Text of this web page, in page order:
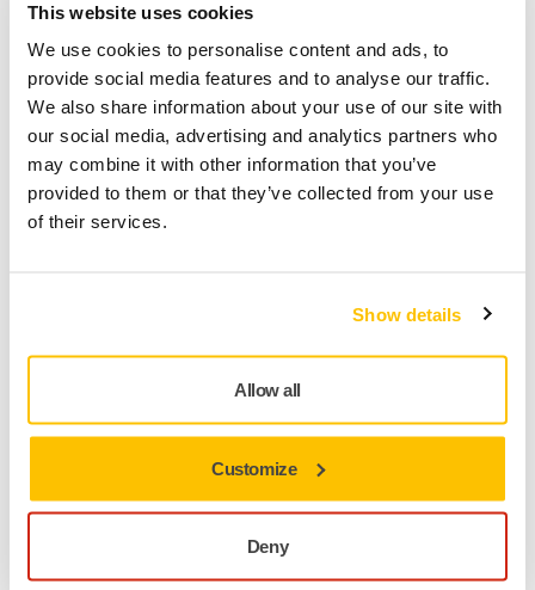
This website uses cookies
We use cookies to personalise content and ads, to
provide social media features and to analyse our traffic.
We also share information about your use of our site with
our social media, advertising and analytics partners who
may combine it with other information that you’ve
provided to them or that they’ve collected from your use
of their services.
Show details
Allow all
Customize
Deny
Fragt fri levering ved ordrer over 599,- kr incl moms.
Sikker betaling med kort
Sporing af forsendelsen
This premium quality yellow hand sanding block has an
ergonomic shape with a low profile. The performance is
The hand sanding block has an optimized hardness of the
backing material. It is designed for general purposes and is
well suited for the needs of ART body shops.
Mirka® Hand Sanding Blocks are specially designed for